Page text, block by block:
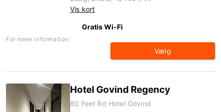
Vis kort
Gratis Wi-Fi
For mere information:
Vælg
Hotel Govind Regency
80 Feet Rd Hotel Govind